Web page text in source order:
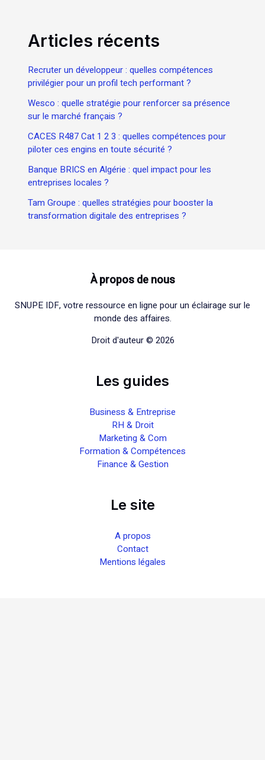
Articles récents
Recruter un développeur : quelles compétences
privilégier pour un profil tech performant ?
Wesco : quelle stratégie pour renforcer sa présence
sur le marché français ?
CACES R487 Cat 1 2 3 : quelles compétences pour
piloter ces engins en toute sécurité ?
Banque BRICS en Algérie : quel impact pour les
entreprises locales ?
Tam Groupe : quelles stratégies pour booster la
transformation digitale des entreprises ?
À propos de nous
SNUPE IDF, votre ressource en ligne pour un éclairage sur le
monde des affaires.
Droit d'auteur © 2026
Les guides
Business & Entreprise
RH & Droit
Marketing & Com
Formation & Compétences
Finance & Gestion
Le site
A propos
Contact
Mentions légales